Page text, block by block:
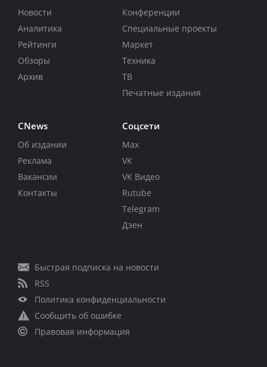
Новости
Аналитика
Рейтинги
Обзоры
Архив
Конференции
Специальные проекты
Маркет
Техника
ТВ
Печатные издания
CNews
Об издании
Реклама
Вакансии
Контакты
Соцсети
Max
VK
VK Видео
Rutube
Telegram
Дзен
Быстрая подписка на новости
RSS
Политика конфиденциальности
Сообщить об ошибке
Правовая информация